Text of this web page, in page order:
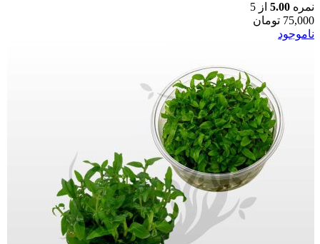
نمره 5.00 از 5
75,000 تومان
ناموجود